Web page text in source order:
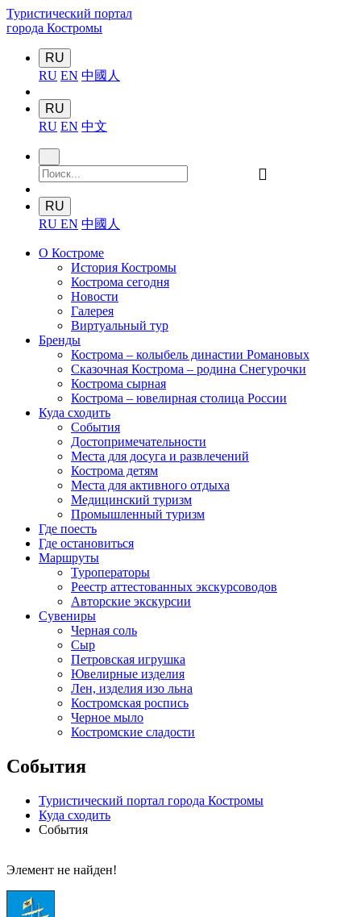
Туристический портал
города Костромы
RU
RU EN 中國人
RU
RU EN 中文
󰍉
RU
RU EN 中國人
О Костроме
История Костромы
Кострома сегодня
Новости
Галерея
Виртуальный тур
Бренды
Кострома – колыбель династии Романовых
Сказочная Кострома – родина Снегурочки
Кострома сырная
Кострома – ювелирная столица России
Куда сходить
События
Достопримечательности
Места для досуга и развлечений
Кострома детям
Места для активного отдыха
Медицинский туризм
Промышленный туризм
Где поесть
Где остановиться
Маршруты
Туроператоры
Реестр аттестованных экскурсоводов
Авторские экскурсии
Сувениры
Черная соль
Сыр
Петровская игрушка
Ювелирные изделия
Лен, изделия изо льна
Костромская роспись
Черное мыло
Костромские сладости
События
Туристический портал города Костромы
Куда сходить
События
Элемент не найден!